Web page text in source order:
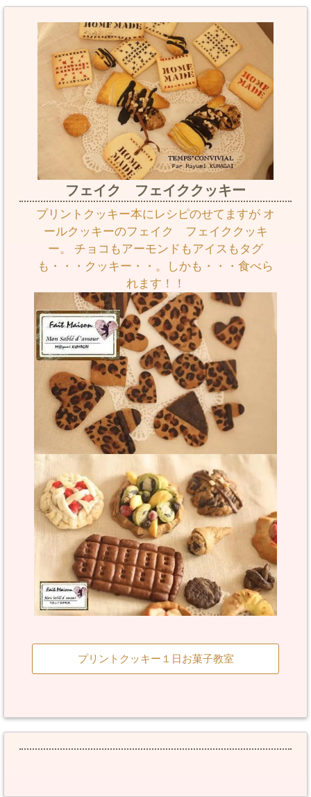
フェイク フェイククッキー
プリントクッキー本にレシピのせてますが オ
ールクッキーのフェイク フェイククッキ
ー。 チョコもアーモンドもアイスもタグ
も・・・クッキー・・。しかも・・・食べら
れます！！
プリントクッキー１日お菓子教室